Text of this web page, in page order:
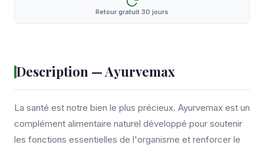
Retour gratuit 30 jours
Description — Ayurvemax
La santé est notre bien le plus précieux. Ayurvemax est un
complément alimentaire naturel développé pour soutenir
les fonctions essentielles de l'organisme et renforcer le